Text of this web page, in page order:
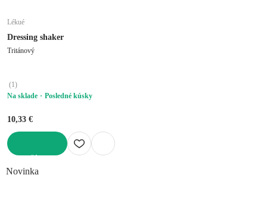
Lékué
Dressing shaker
Tritánový
(1)
Na sklade
Posledné kúsky
10,33 €
Novinka